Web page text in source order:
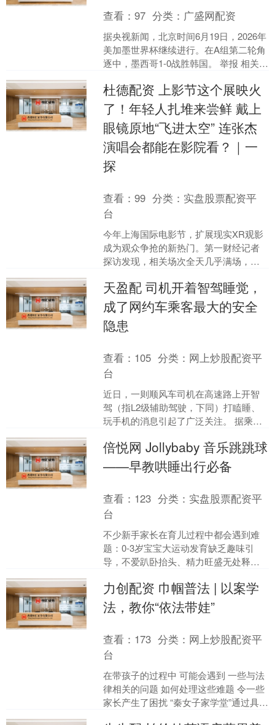
查看：97 分类： 广盛网配资
据央视新闻，北京时间6月19日，2026年
美加墨世界杯继续进行。在A组第二轮角
逐中，墨西哥1-0战胜韩国。 举报 相关阅
杜德配资 上影节这个展映火
了！年轻人扎堆来尝鲜 戴上
眼镜原地“飞进太空” 连张杰
演唱会都能在影院看？｜一
探
查看：99 分类： 实盘股票配资平
台
今年上海国际电影节，扩展现实XR观影
成为观众争抢的新热门。第一财经记者
探访发现，相关场次全天几乎满场，多
同，观众戴上头显后，可....
天盈配 司机开着智驾睡觉，
成了网约车乘客最大的安全
隐患
查看： 105 分类： 网上炒股配资平
台
近日，一则顺风车司机在高速路上开智
驾（指L2级辅助驾驶，下同）打瞌睡、
玩手机的消息引起了广泛关注。 据乘客
顺风车由湛江前往....
倍悦网 Jollybaby 音乐跳跳球
——早教哄睡出行必备
查看： 123 分类： 实盘股票配资平
台
不少新手家长在育儿过程中都会遇到难
题：0-3岁宝宝大运动发育缺乏趣味引
导，不爱趴卧抬头、精力旺盛无处释
启蒙、语言互动，挑选适配....
力创配资 巾帼普法 | 以案学
法，教你“依法带娃”
查看： 173 分类： 网上炒股配资平
台
在带孩子的过程中 可能会遇到 一些与法
律相关的问题 如何处理这些难题 令一些
家长产生了困扰 “秦女子家学堂”通过具体